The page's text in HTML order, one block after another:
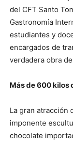
del CFT Santo
Gastronomía
estudiantes y
encargados de
verdadera obra
Más de 600 kilos
La gran atracción
imponente
chocolate